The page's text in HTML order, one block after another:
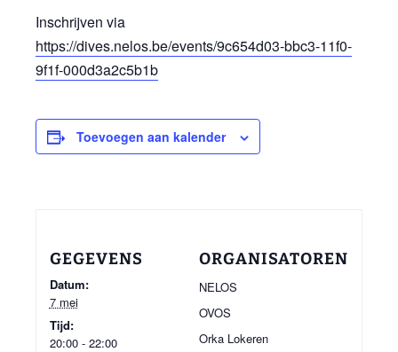
Inschrijven via
https://dives.nelos.be/events/9c654d03-bbc3-11f0-
9f1f-000d3a2c5b1b
Toevoegen aan kalender
GEGEVENS
Datum:
7 mei
Tijd:
20:00 - 22:00
ORGANISATOREN
NELOS
OVOS
Orka Lokeren